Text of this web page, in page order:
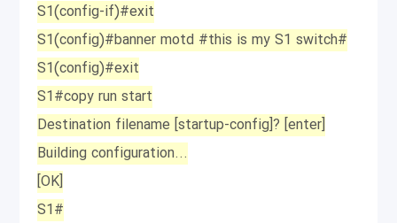
S1(config-if)#exit
S1(config)#banner motd #this is my S1 switch#
S1(config)#exit
S1#copy run start
Destination filename [startup-config]? [enter]
Building configuration...
[OK]
S1#